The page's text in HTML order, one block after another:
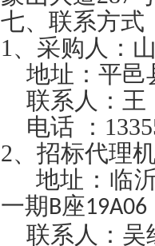
七、联系方式
1 、采购人：
地址：平邑
联系人： 王
电话
：
2、招标代理
地址：临
一期B座19A06
联系人：吴